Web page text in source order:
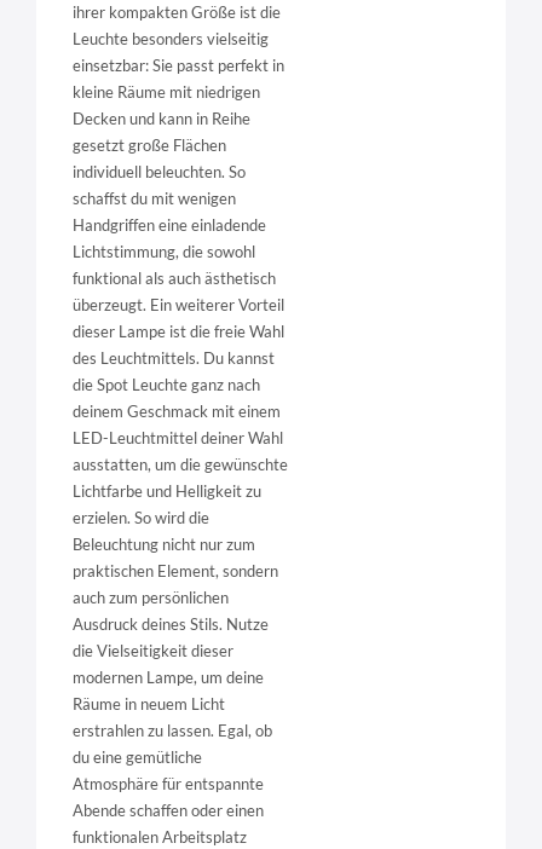
ihrer kompakten Größe ist die
Leuchte besonders vielseitig
einsetzbar: Sie passt perfekt in
kleine Räume mit niedrigen
Decken und kann in Reihe
gesetzt große Flächen
individuell beleuchten. So
schaffst du mit wenigen
Handgriffen eine einladende
Lichtstimmung, die sowohl
funktional als auch ästhetisch
überzeugt. Ein weiterer Vorteil
dieser Lampe ist die freie Wahl
des Leuchtmittels. Du kannst
die Spot Leuchte ganz nach
deinem Geschmack mit einem
LED-Leuchtmittel deiner Wahl
ausstatten, um die gewünschte
Lichtfarbe und Helligkeit zu
erzielen. So wird die
Beleuchtung nicht nur zum
praktischen Element, sondern
auch zum persönlichen
Ausdruck deines Stils. Nutze
die Vielseitigkeit dieser
modernen Lampe, um deine
Räume in neuem Licht
erstrahlen zu lassen. Egal, ob
du eine gemütliche
Atmosphäre für entspannte
Abende schaffen oder einen
funktionalen Arbeitsplatz